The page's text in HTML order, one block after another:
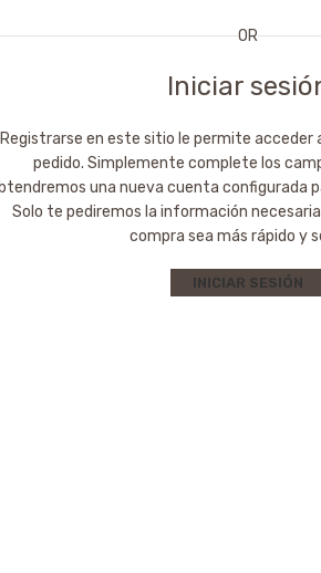
OR
Iniciar
Registrarse en este sitio le permite acceder
pedido. Simplemente complete los
una nueva cuenta configurada
Solo te pediremos la información
compra sea más rápido y
INICIAR SESIÓN